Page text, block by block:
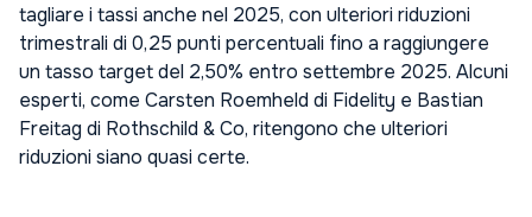
tagliare i tassi anche nel 2025, con ulteriori riduzioni
trimestrali di 0,25 punti percentuali fino a raggiungere
un tasso target del 2,50% entro settembre 2025. Alcuni
esperti, come Carsten Roemheld di Fidelity e Bastian
Freitag di Rothschild & Co, ritengono che ulteriori
riduzioni siano quasi certe.